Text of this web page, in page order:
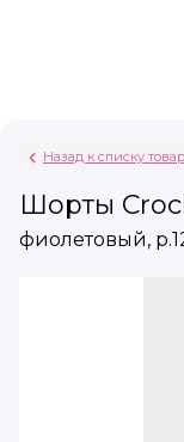
Назад к списку
Шорты
фиолетовый,